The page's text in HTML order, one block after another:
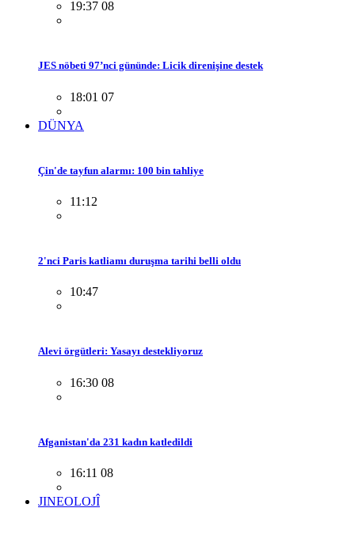
19:37 08
JES nöbeti 97’nci gününde: Licik direnişine destek
18:01 07
DÜNYA
Çin'de tayfun alarmı: 100 bin tahliye
11:12
2'nci Paris katliamı duruşma tarihi belli oldu
10:47
Alevi örgütleri: Yasayı destekliyoruz
16:30 08
Afganistan'da 231 kadın katledildi
16:11 08
JINEOLOJÎ